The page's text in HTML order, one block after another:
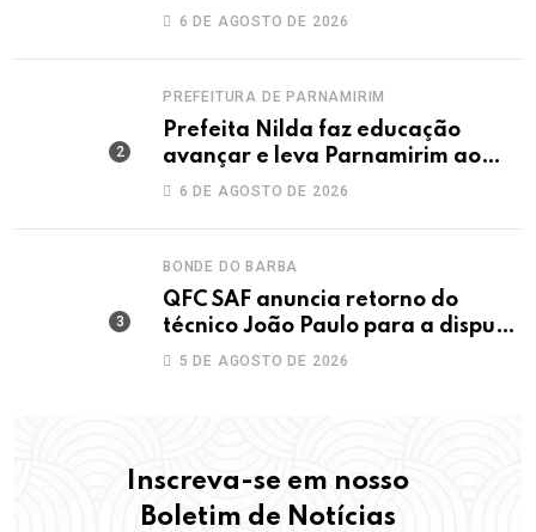
Dunas
6 DE AGOSTO DE 2026
PREFEITURA DE PARNAMIRIM
Prefeita Nilda faz educação
avançar e leva Parnamirim ao
maior IDEB da história dos anos
6 DE AGOSTO DE 2026
BONDE DO BARBA
QFC SAF anuncia retorno do
técnico João Paulo para a disputa
da elite do Campeonato Potiguar
5 DE AGOSTO DE 2026
Inscreva-se em nosso
Boletim de Notícias